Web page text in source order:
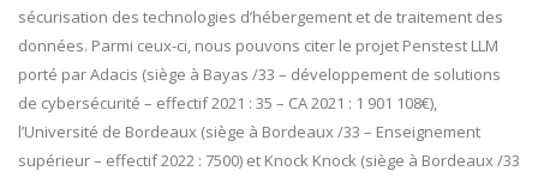
sécurisation des technologies d’hébergement et de traitement des
données. Parmi ceux-ci, nous pouvons citer le projet Penstest LLM
porté par Adacis (siège à Bayas /33 – développement de solutions
de cybersécurité – effectif 2021 : 35 – CA 2021 : 1 901 108€),
l’Université de Bordeaux (siège à Bordeaux /33 – Enseignement
supérieur – effectif 2022 : 7500) et Knock Knock (siège à Bordeaux /33